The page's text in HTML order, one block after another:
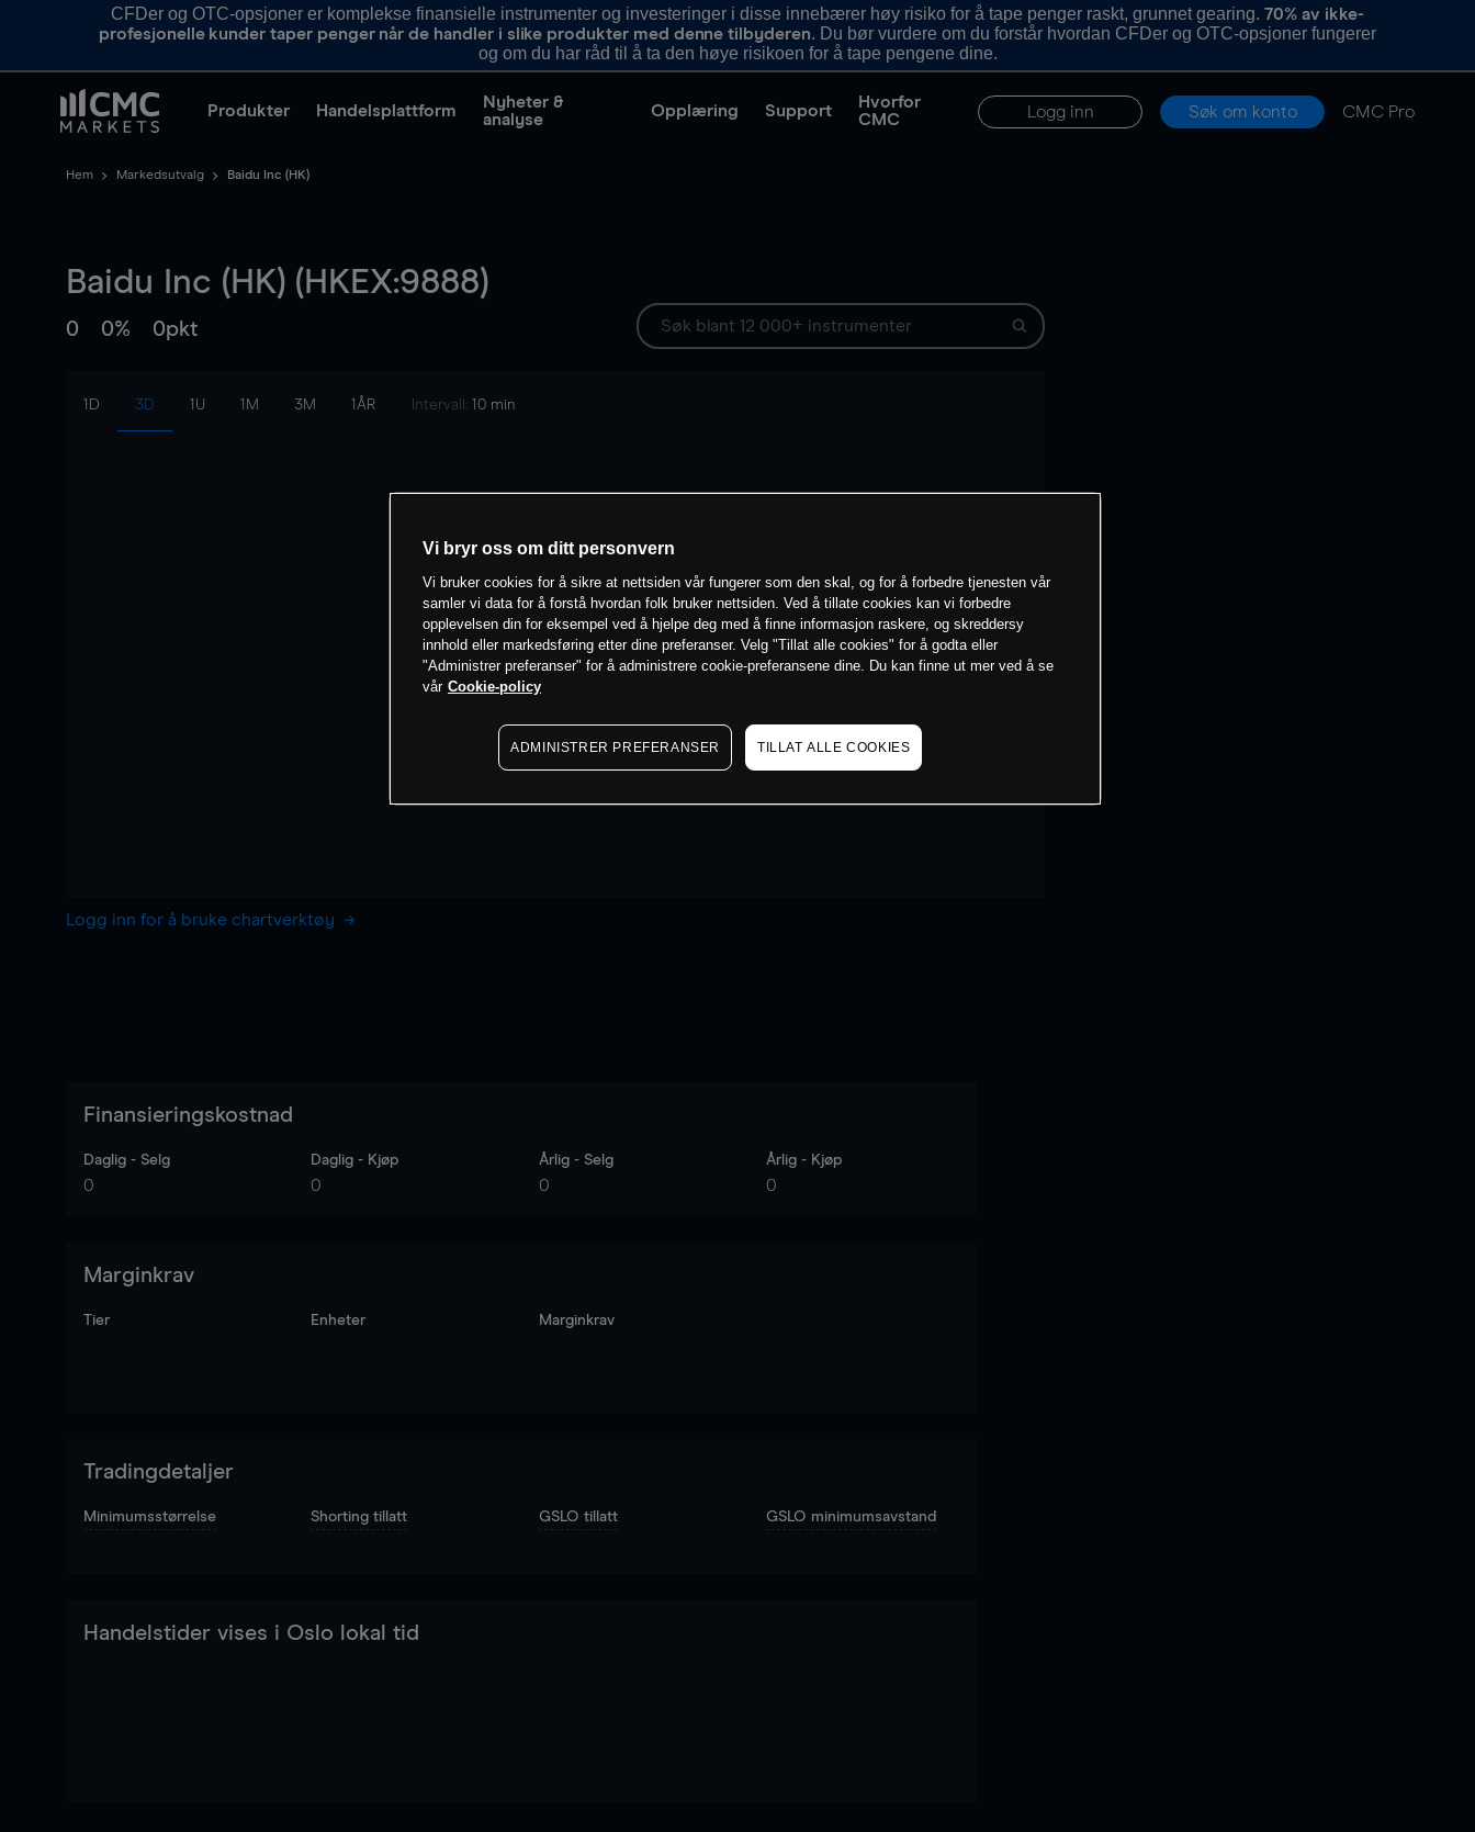
CFDer og OTC-opsjoner er komplekse finansielle instrumenter og investeringer i disse innebærer høy risiko for å tape penger raskt, grunnet gearing.70% av ikke-
profesjonelle kunder taper penger når de handler i slike produkter med denne tilbyderen. Du bør vurdere om du forstår hvordan CFDer og OTC-opsjoner fungerer
og om du har råd til å ta den høye risikoen for å tape pengene dine.
Produkter Handelsplattform
Nyheter &
analyse
Opplæring Support
Hvorfor
CMC
Logg inn Søk om konto CMC Pro
Hem Markedsutvalg Baidu Inc (HK)
Baidu Inc (HK) (HKEX:9888)
0 0% 0pkt
1D 3D 1U 1M 3M 1ÅR Intervall: 10 min
Logg inn for å bruke chartverktøy
Finansieringskostnad
Daglig - Selg
0
Daglig - Kjøp
0
Årlig - Selg
0
Årlig - Kjøp
0
Marginkrav
Tier Enheter Marginkrav
Tradingdetaljer
Minimumsstørrelse Shorting tillatt GSLO tillatt GSLO minimumsavstand
Handelstider vises i Oslo lokal tid
Vi bryr oss om ditt personvern
Vi bruker cookies for å sikre at nettsiden vår fungerer som den skal, og for å forbedre tjenesten vår
samler vi data for å forstå hvordan folk bruker nettsiden. Ved å tillate cookies kan vi forbedre
opplevelsen din for eksempel ved å hjelpe deg med å finne informasjon raskere, og skreddersy
innhold eller markedsføring etter dine preferanser. Velg "Tillat alle cookies" for å godta eller
"Administrer preferanser" for å administrere cookie-preferansene dine. Du kan finne ut mer ved å se
vår Cookie-policy
ADMINISTRER PREFERANSER TILLAT ALLE COOKIES